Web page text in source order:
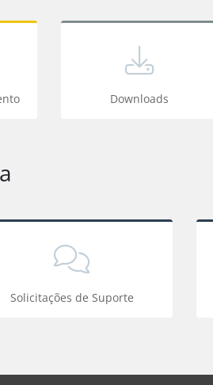
Downloads
Solicitações de Suporte